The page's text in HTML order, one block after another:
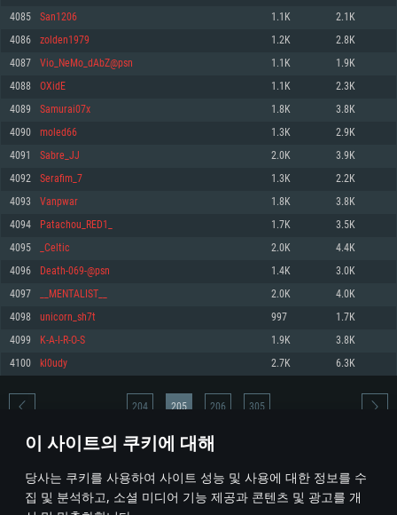
이 사이트의 쿠키에 대해
당사는 쿠키를 사용하여 사이트 성능 및 사용에 대한 정보를 수
집 및 분석하고, 소셜 미디어 기능 제공과 콘텐츠 및 광고를 개
최소사양
운영체제: Windows 10 (64 bit)
프로세서: 2.2 GHz 듀얼코어 이상
메모리: 4GB
그래픽 카드: DirectX 11 이상을 지원하는 AMD Radeon 77XX / NVIDIA
GeForce GT 660. 최소 사양 해상도: 720p
네트워크: 브로드밴드 인터넷
여유 저장 공간: 22.1 GB (최소 클라이언트)
권장 사양
570 혹은 그 이상
여유 저장 공간: 62.2 GB (전체 클라이언트)
최소사양
운영체제: Mac OS Big Sur 11.0
프로세서: 최소 2.2 GHz의 Core i5 (Intel Xeon 은 지원하지 않습니다)
메모리: 6 GB
그래픽 카드: Metal 을 지원하는 Intel Iris Pro 5200 (Mac), 혹은 이와 비슷한 성
능을 가지는 Mac 버전의 AMD/Nvidia. 최소 해상도: 720p
네트워크: 브로드밴드 인터넷
여유 저장 공간: 22.1 GB (최소 클라이언트)
권장 사양
네트워크: 브로드밴드 인터넷
여유 저장 공간: 62.2 GB (전체 클라이언트)
최소사양
운영체제: 64bit Linux 중 최신 버전
프로세서: 2.4 GHz 듀얼코어
메모리: 4 GB
그래픽 카드: Vulkan 을 지원하고, 최신 그래픽 드라이버를 지원하는 NVIDIA
660 (6개월 미만) 혹은 그와 동급의 성능을 가지며 최신 그래픽 드라이버를 지
원하는 AMD (6개월 미만; 최소사양 지원 해상도 720p)
네트워크: 브로드밴드 인터넷
여유 저장 공간: 22.1 GB (최소 클라이언트)
권장 사양
운영체제: Ubuntu 20.04 64bit
프로세서: Intel Core i7
메모리: 16 GB
그래픽 카드: Vulkan 을 지원하고, 최신 그래픽 드라이버를 지원하는 NVIDIA
1060 (6개월 미만) 혹은 그와 동급의 성능을 가지며 최신 그래픽 드라이버를
지원하는 AMD RX 570 (6개월 미만; 최소사양 지원 해상도 720p) 이상
여유 저장 공간: 62.2 GB (전체 클라이언트)
4085 San1206 1.1K 2.1K
4086 zolden1979 1.2K 2.8K
4087 Vio_NeMo_dAbZ@psn 1.1K 1.9K
4088 OXidE 1.1K 2.3K
4089 Samurai07x 1.8K 3.8K
4090 moled66 1.3K 2.9K
4091 Sabre_JJ 2.0K 3.9K
4092 Serafim_7 1.3K 2.2K
4093 Vanpwar 1.8K 3.8K
4094 Patachou_RED1_ 1.7K 3.5K
4095 _Celtic 2.0K 4.4K
4096 Death-069-@psn 1.4K 3.0K
4097 __MENTALIST__ 2.0K 4.0K
4098 unicorn_sh7t 997 1.7K
4099 K-A-I-R-O-S 1.9K 3.8K
4100 kl0udy 2.7K 6.3K
* 순위표는 매일 1회 갱신됩니다
204 205 206 305